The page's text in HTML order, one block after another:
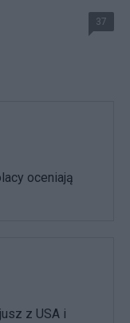
37
oceniają
z USA i